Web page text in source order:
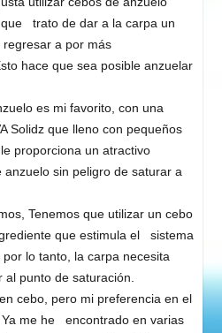
trato de dar a la carpa un
a por más
hace que sea posible anzuelar
es mi favorito, con una
Solidz que lleno con pequeños
proporciona un atractivo
sin peligro de saturar a
Tenemos que utilizar un cebo
que estimula el sistema
lo tanto, la carpa necesita
punto de saturación.
cebo, pero mi preferencia en el
Ya me he encontrado en varias